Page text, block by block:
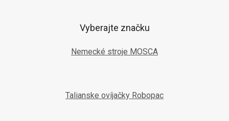
Vyberajte značku
Nemecké stroje MOSCA
Talianske ovíjačky Robopac